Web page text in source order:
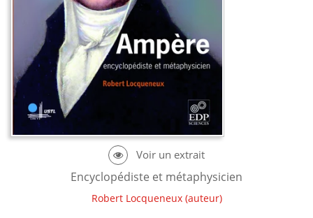
Encyclopédiste et métaphysicien
Robert Locqueneux(auteur)